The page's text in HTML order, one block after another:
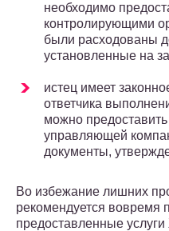
необходимо
контролирующими
были расходованы
установленные на
истец имеет
ответчика
можно
управляющей
документы,
Во избежание лишних
рекомендуется вовремя
предоставленные